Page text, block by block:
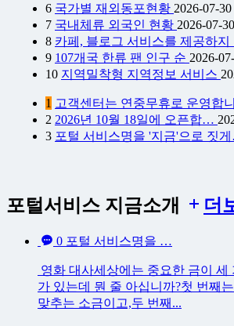
6 국가별 재외동포현황 2026-07-30
7 국내체류 외국인 현황 2026-07-30
8 카페, 블로그 서비스를 제공하
9 107개국 한류 팬 인구 순 2026-
10 지역밀착형 지역정보 서비스
1 고객센터는 연중무휴로 운영합
2 2026년 10월 18일에 오픈합…
3 포털 서비스명을 '지금'으로 짓
포털서비스 지금소개 더
0 포털 서비스명을 …
영화 대사세상에는 중요한 금이 세
가 있는데 뭔 줄 아십니까?첫 번째
맞추는 소금이고,두 번째...